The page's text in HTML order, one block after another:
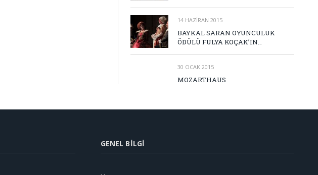
14 HAZIRAN 2015
BAYKAL SARAN OYUNCULUK
ÖDÜLÜ FULYA KOÇAK’IN…
30 OCAK 2015
MOZARTHAUS
GENEL BILGI